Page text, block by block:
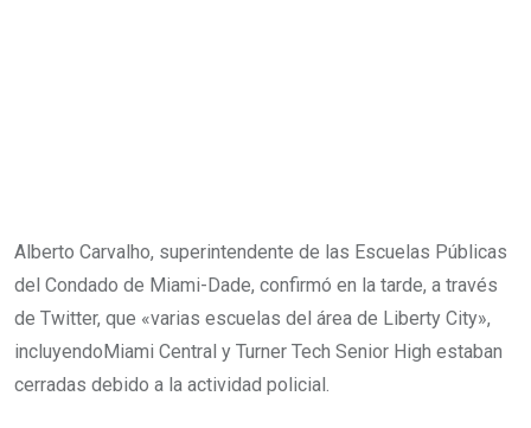
Alberto Carvalho, superintendente de las Escuelas Públicas
del Condado de Miami-Dade, confirmó en la tarde, a través
de Twitter, que «varias escuelas del área de Liberty City»,
incluyendoMiami Central y Turner Tech Senior High estaban
cerradas debido a la actividad policial.